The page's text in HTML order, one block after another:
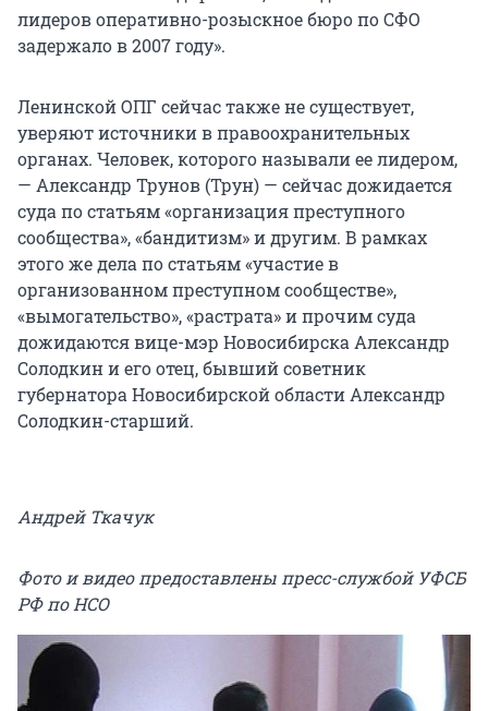
лидеров оперативно-розыскное бюро по СФО
задержало в 2007 году».
Ленинской ОПГ сейчас также не существует,
уверяют источники в правоохранительных
органах. Человек, которого называли ее лидером,
— Александр Трунов (Трун) — сейчас дожидается
суда по статьям «организация преступного
сообщества», «бандитизм» и другим. В рамках
этого же дела по статьям «участие в
организованном преступном сообществе»,
«вымогательство», «растрата» и прочим суда
дожидаются вице-мэр Новосибирска Александр
Солодкин и его отец, бывший советник
губернатора Новосибирской области Александр
Солодкин-старший.
Андрей Ткачук
Фото и видео предоставлены пресс-службой УФСБ
РФ по НСО